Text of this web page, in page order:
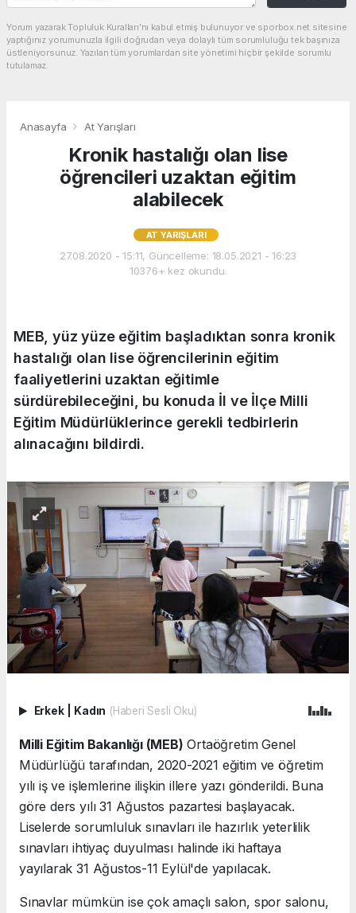
Yorum yazarak Topluluk Kuralları’nı kabul etmiş bulunuyor ve sporbox.net sitesine
yaptığınız yorumunuzla ilgili doğrudan veya dolaylı tüm sorumluluğu tek başınıza
üstleniyorsunuz. Yazılan tüm yorumlardan site yönetimi hiçbir şekilde sorumlu
tutulamaz.
Anasayfa At Yarışları
Kronik hastalığı olan lise
öğrencileri uzaktan eğitim
alabilecek
AT YARIŞLARI
27.08.2020 - 15:11, Güncelleme: 18.05.2021 - 16:23
10376+ kez okundu.
MEB, yüz yüze eğitim başladıktan sonra kronik
hastalığı olan lise öğrencilerinin eğitim
faaliyetlerini uzaktan eğitimle
sürdürebileceğini, bu konuda İl ve İlçe Milli
Eğitim Müdürlüklerince gerekli tedbirlerin
alınacağını bildirdi.
Erkek Kadın (Haberi Sesli Oku)
Milli Eğitim Bakanlığı (MEB) Ortaöğretim Genel
Müdürlüğü tarafından, 2020-2021 eğitim ve öğretim
yılı iş ve işlemlerine ilişkin illere yazı gönderildi. Buna
göre ders yılı 31 Ağustos pazartesi başlayacak.
Liselerde sorumluluk sınavları ile hazırlık yeterlilik
sınavları ihtiyaç duyulması halinde iki haftaya
yayılarak 31 Ağustos-11 Eylül'de yapılacak.
Sınavlar mümkün ise çok amaçlı salon, spor salonu,